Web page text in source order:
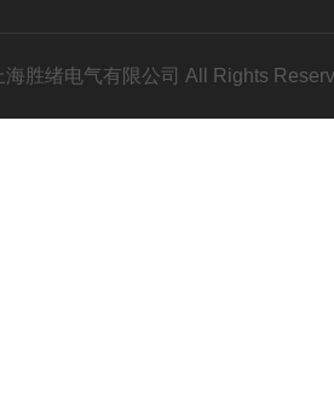
海胜绪电气有限公司 All Rights